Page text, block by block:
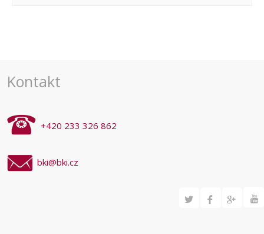
Kontakt
+420 233 326 862
bki@bki.cz